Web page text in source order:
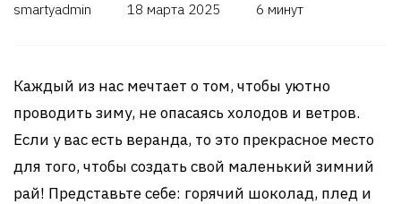
smartyadmin 18 марта 2025 6 минут
Каждый из нас мечтает о том, чтобы уютно
проводить зиму, не опасаясь холодов и ветров.
Если у вас есть веранда, то это прекрасное место
для того, чтобы создать свой маленький зимний
рай! Представьте себе: горячий шоколад, плед и